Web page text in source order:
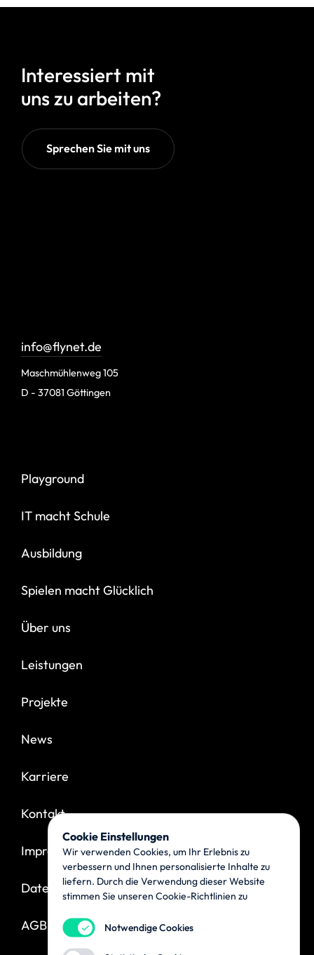
Interessiert mit
uns zu arbeiten?
Sprechen Sie mit uns
info@flynet.de
Maschmühlenweg 105
D - 37081 Göttingen
Playground
IT macht Schule
Ausbildung
Spielen macht Glücklich
Über uns
Leistungen
Projekte
News
Karriere
Kontakt
Impressum
Datenschutz
AGB
Cookie Einstellungen
Wir verwenden Cookies, um Ihr Erlebnis zu
verbessern und Ihnen personalisierte Inhalte zu
liefern. Durch die Verwendung dieser Website
stimmen Sie unseren Cookie-Richtlinien zu
Notwendige Cookies